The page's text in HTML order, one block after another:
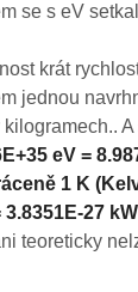
se s eV
krát
jednou
A
eV =
1 K
27
teoreticky